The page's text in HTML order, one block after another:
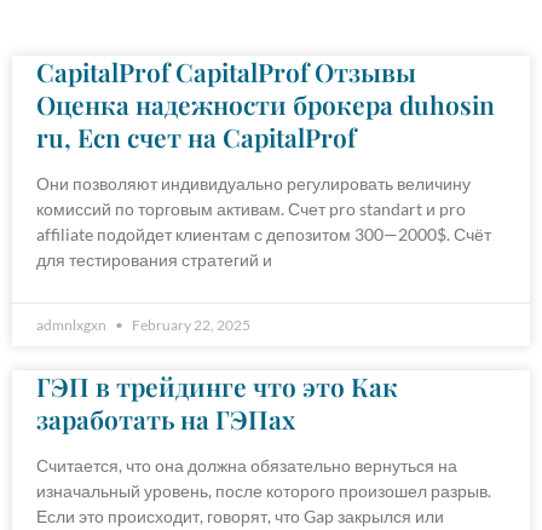
CapitalProf CapitalProf Отзывы
Оценка надежности брокера duhosin
ru, Ecn счет на CapitalProf
Они позволяют индивидуально регулировать величину
комиссий по торговым активам. Счет pro standart и pro
affiliate подойдет клиентам с депозитом 300—2000$. Счёт
для тестирования стратегий и
admnlxgxn February 22, 2025
ГЭП в трейдинге что это Как
заработать на ГЭПах
Считается, что она должна обязательно вернуться на
изначальный уровень, после которого произошел разрыв.
Если это происходит, говорят, что Gap закрылся или